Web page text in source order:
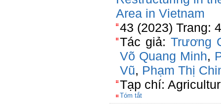
Area in Vietnam
43 (2023) Trang:
Tác giả: Trương
Võ Quang Minh,
Vũ, Phạm Thị
Tạp chí:
Tóm tắt